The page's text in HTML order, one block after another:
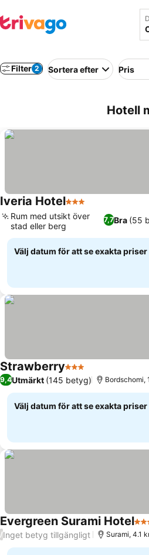
Filter 2 Sortera efter Pris
Hotell
Iveria Hotel3 Stjärnor
7,7Bra (55
Rum med utsikt över
stad eller berg
Välj datum för att se exakta priser
Strawberry3 Stjärnor
9,4Utmärkt (145 betyg) Bordschomi,
Välj datum för att se exakta priser
Evergreen Surami Hotel3
/Inget betyg tillgängligt Surami, 4.1